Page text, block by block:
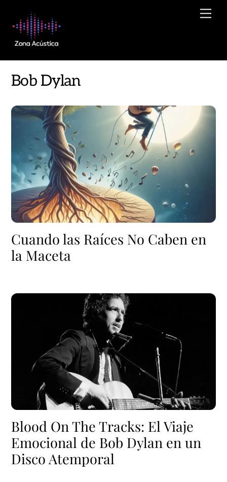
content
Bob Dylan
Cuando las Raíces No Caben en
la Maceta
Blood On The Tracks: El Viaje
Emocional de Bob Dylan en un
Disco Atemporal